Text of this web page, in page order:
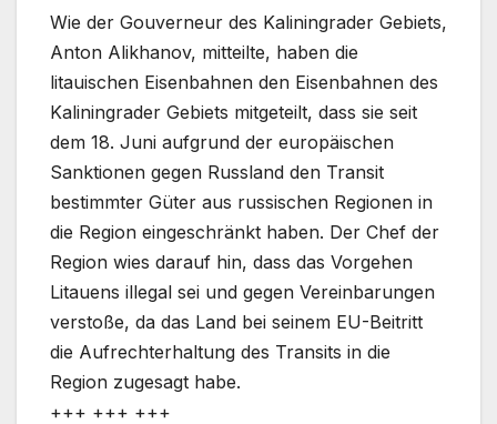
Wie der Gouverneur des Kaliningrader Gebiets,
Anton Alikhanov, mitteilte, haben die
litauischen Eisenbahnen den Eisenbahnen des
Kaliningrader Gebiets mitgeteilt, dass sie seit
dem 18. Juni aufgrund der europäischen
Sanktionen gegen Russland den Transit
bestimmter Güter aus russischen Regionen in
die Region eingeschränkt haben. Der Chef der
Region wies darauf hin, dass das Vorgehen
Litauens illegal sei und gegen Vereinbarungen
verstoße, da das Land bei seinem EU-Beitritt
die Aufrechterhaltung des Transits in die
Region zugesagt habe.
+++ +++ +++